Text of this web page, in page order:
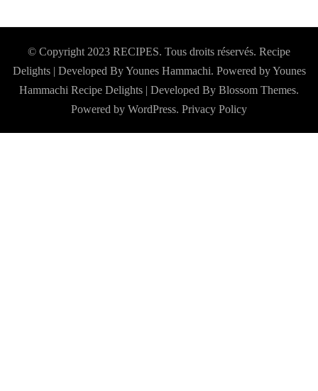
© Copyright 2023 RECIPES. Tous droits réservés. Recipe
Delights | Developed By Younes Hammachi. Powered by Younes
Hammachi Recipe Delights | Developed By Blossom Themes.
Powered by WordPress. Privacy Policy